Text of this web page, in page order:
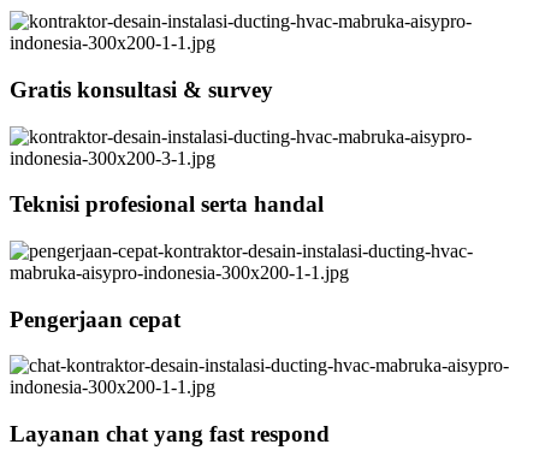
Gratis konsultasi & survey
Teknisi profesional serta handal
Pengerjaan cepat
Layanan chat yang fast respond